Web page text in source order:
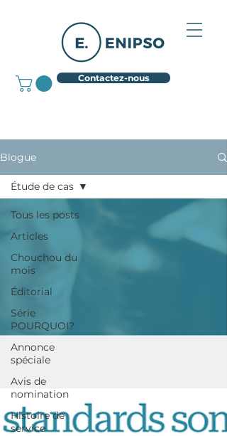
Contactez-nous
Blogue
Tous les posts
Articles
Chouchou du
mois
Éditorial
Série
POURQUOI?
Annonce
spéciale
Avis de
nomination
Histoire de
service
Étude de cas